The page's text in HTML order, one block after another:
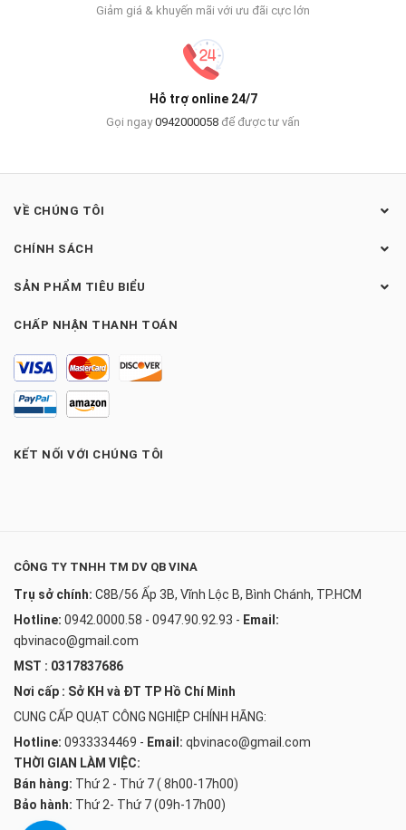
Giảm giá & khuyến mãi với ưu đãi cực lớn
Hỗ trợ online 24/7
Gọi ngay0942000058 để được tư vấn
VỀ CHÚNG TÔI
CHÍNH SÁCH
SẢN PHẨM TIÊU BIỂU
CHẤP NHẬN THANH TOÁN
KẾT NỐI VỚI CHÚNG TÔI
CÔNG TY TNHH TM DV QB VINA
Trụ sở chính: C8B/56 Ấp 3B, Vĩnh Lộc B, Bình Chánh, TP.HCM
Hotline: 0942.0000.58 - 0947.90.92.93 - Email:
qbvinaco@gmail.com
MST : 0317837686
Nơi cấp : Sở KH và ĐT TP Hồ Chí Minh
CUNG CẤP QUẠT CÔNG NGHIỆP CHÍNH HÃNG:
Hotline: 0933334469 - Email: qbvinaco@gmail.com
THỜI GIAN LÀM VIỆC:
Bán hàng: Thứ 2 - Thứ 7 ( 8h00-17h00)
Bảo hành: Thứ 2- Thứ 7 (09h-17h00)